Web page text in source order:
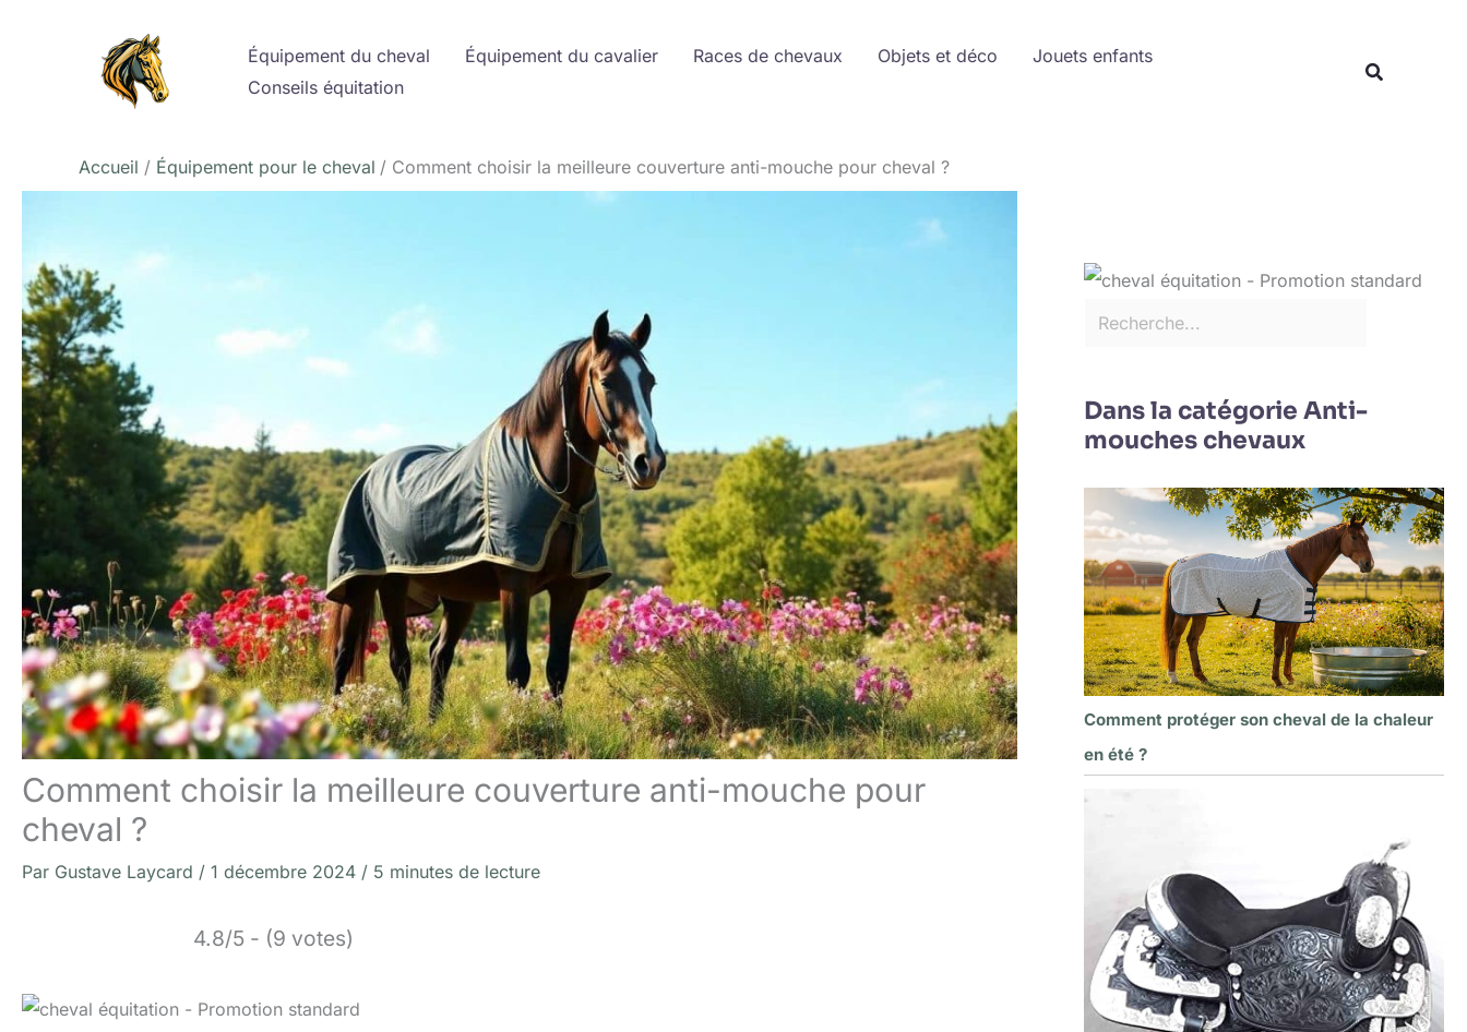
Équipement du cheval Équipement du cavalier Races de chevaux Objets et déco
Jouets enfants
Conseils équitation
Accueil Équipement pour le cheval Comment choisir la meilleure couverture anti-mouche pour cheval ?
Comment choisir la meilleure couverture anti-mouche pour
cheval ?
Par Gustave Laycard / 1 décembre 2024 / 5 minutes de lecture
4.8/5 - (9 votes)
Dans la catégorie Anti-
mouches chevaux
Comment protéger son cheval de la chaleur
en été ?